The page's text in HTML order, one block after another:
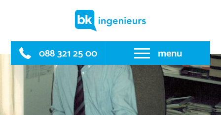
088 321 25 00 menu